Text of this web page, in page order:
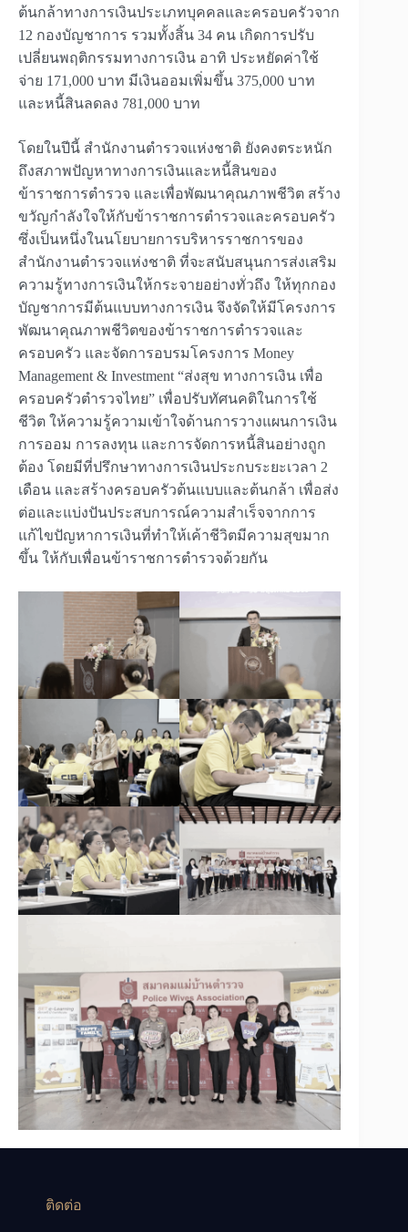
ต้นกล้าทางการเงินประเภทบุคคลและครอบครัวจาก
12 กองบัญชาการ รวมทั้งสิ้น 34 คน เกิดการปรับ
เปลี่ยนพฤติกรรมทางการเงิน อาทิ ประหยัดค่าใช้
จ่าย 171,000 บาท มีเงินออมเพิ่มขึ้น 375,000 บาท
และหนี้สินลดลง 781,000 บาท
โดยในปีนี้ สำนักงานตำรวจแห่งชาติ ยังคงตระหนัก
ถึงสภาพปัญหาทางการเงินและหนี้สินของ
ข้าราชการตำรวจ และเพื่อพัฒนาคุณภาพชีวิต สร้าง
ขวัญกำลังใจให้กับข้าราชการตำรวจและครอบครัว
ซึ่งเป็นหนึ่งในนโยบายการบริหารราชการของ
สำนักงานตำรวจแห่งชาติ ที่จะสนับสนุนการส่งเสริม
ความรู้ทางการเงินให้กระจายอย่างทั่วถึง ให้ทุกกอง
บัญชาการมีต้นแบบทางการเงิน จึงจัดให้มีโครงการ
พัฒนาคุณภาพชีวิตของข้าราชการตำรวจและ
ครอบครัว และจัดการอบรมโครงการ Money
Management & Investment “ส่งสุข ทางการเงิน เพื่อ
ครอบครัวตำรวจไทย” เพื่อปรับทัศนคติในการใช้
ชีวิต ให้ความรู้ความเข้าใจด้านการวางแผนการเงิน
การออม การลงทุน และการจัดการหนี้สินอย่างถูก
ต้อง โดยมีที่ปรึกษาทางการเงินประกบระยะเวลา 2
เดือน และสร้างครอบครัวต้นแบบและต้นกล้า เพื่อส่ง
ต่อและแบ่งปันประสบการณ์ความสำเร็จจากการ
แก้ไขปัญหาการเงินที่ทำให้เค้าชีวิตมีความสุขมาก
ขึ้น ให้กับเพื่อนข้าราชการตำรวจด้วยกัน
ติดต่อ